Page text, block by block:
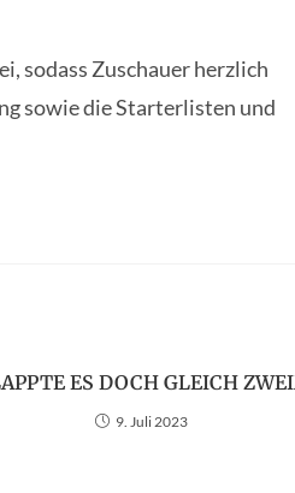
sodass Zuschauer herzlich
sowie die Starterlisten und
ES DOCH GLEICH
9. Juli 2023